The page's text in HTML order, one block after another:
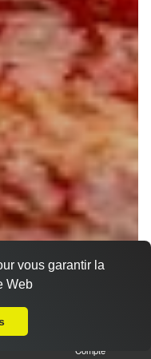
Compte
vous garantir la
Web